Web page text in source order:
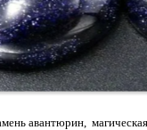
авантюрин,